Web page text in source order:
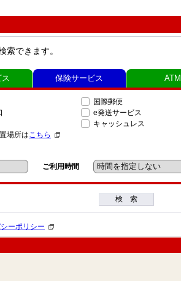
索できます。
場所はこちら
国際郵便
e発送サービス
キャッシュレス
ご利用時間
保険サービス ATM
検 索
ーポリシー